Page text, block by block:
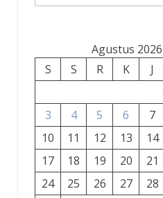
Agustus 2026
S
S R K J
3
4 5 6 7
10
11 12 13 14
17
18 19 20 21
24
25 26 27 28